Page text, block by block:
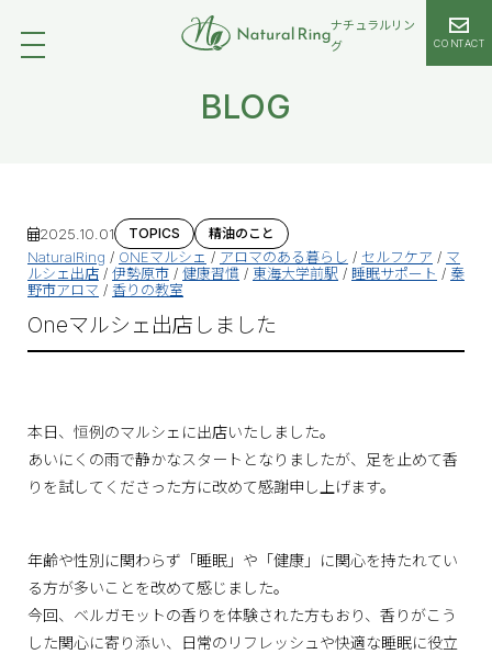
ナチュラルリン
グ
CONTACT
BLOG
2025.10.01 TOPICS 精油のこと
NaturalRing / ONEマルシェ / アロマのある暮らし / セルフケア / マ
ルシェ出店 / 伊勢原市 / 健康習慣 / 東海大学前駅 / 睡眠サポート / 秦
野市アロマ / 香りの教室
Oneマルシェ出店しました
本日、恒例のマルシェに出店いたしました。
あいにくの雨で静かなスタートとなりましたが、足を止めて香
りを試してくださった方に改めて感謝申し上げます。
年齢や性別に関わらず「睡眠」や「健康」に関心を持たれてい
る方が多いことを改めて感じました。
今回、ベルガモットの香りを体験された方もおり、香りがこう
した関心に寄り添い、日常のリフレッシュや快適な睡眠に役立